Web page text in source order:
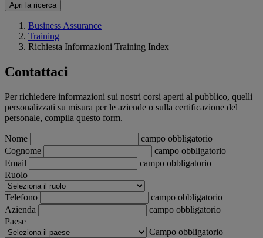
Apri la ricerca
Business Assurance
Training
Richiesta Informazioni Training Index
Contattaci
Per richiedere informazioni sui nostri corsi aperti al pubblico, quelli
personalizzati su misura per le aziende o sulla certificazione del
personale, compila questo form.
Nome
campo obbligatorio
Cognome
campo obbligatorio
Email
campo obbligatorio
Ruolo
Telefono
campo obbligatorio
Azienda
campo obbligatorio
Paese
Campo obbligatorio